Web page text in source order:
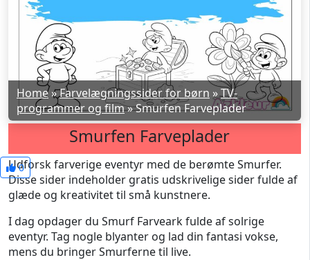
Home»Farvelægningssider for børn »TV-
programmer og film»Smurfen Farveplader
Smurfen Farveplader
0
Udforsk farverige eventyr med de berømte Smurfer.
Disse sider indeholder gratis udskrivelige sider fulde af
glæde og kreativitet til små kunstnere.
I dag opdager du Smurf Farveark fulde af solrige
eventyr. Tag nogle blyanter og lad din fantasi vokse,
mens du bringer Smurferne til live.